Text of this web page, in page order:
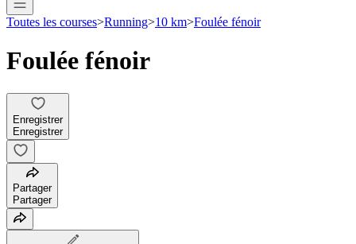
Toutes les courses>Running>10 km>Foulée fénoir
Foulée fénoir
Enregistrer
Enregistrer
Partager
Partager